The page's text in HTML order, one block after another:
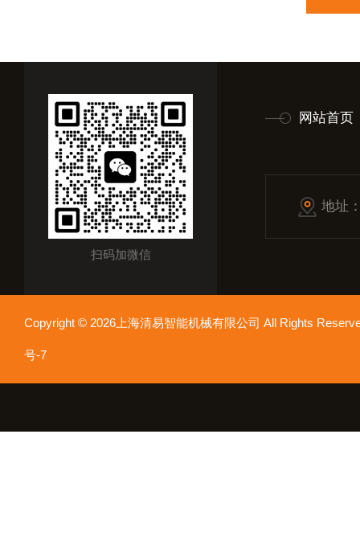
扫码加微信
网站首页
地址
Copyright © 2026上海清易智能机械有限公司 All Rights
号-7